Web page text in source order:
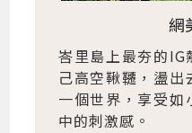
網
峇里島上最夯的IG
己高空鞦韆，盪出
一個世界，享受如
中的刺激感。